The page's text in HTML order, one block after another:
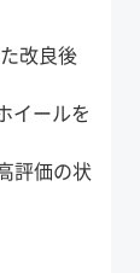
改良後
イールを
評価の状